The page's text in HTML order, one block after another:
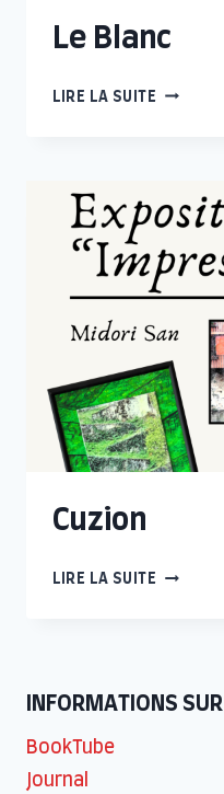
Le Blanc
LIRE LA SUITE
Cuzion
LIRE LA SUITE CUZION
INFORMATIONS
BookTube
Journal